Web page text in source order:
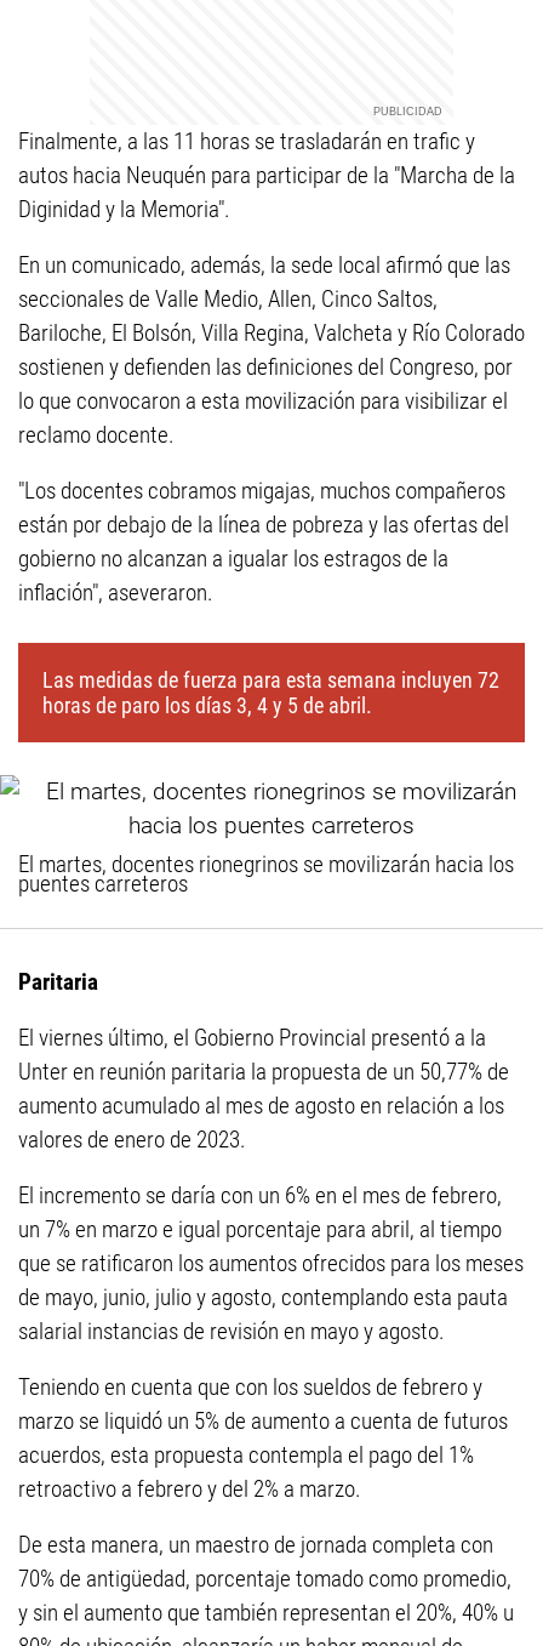
Finalmente, a las 11 horas se trasladarán en trafic y
autos hacia Neuquén para participar de la "Marcha de la
Diginidad y la Memoria".
En un comunicado, además, la sede local afirmó que las
seccionales de Valle Medio, Allen, Cinco Saltos,
Bariloche, El Bolsón, Villa Regina, Valcheta y Río Colorado
sostienen y defienden las definiciones del Congreso, por
lo que convocaron a esta movilización para visibilizar el
reclamo docente.
"Los docentes cobramos migajas, muchos compañeros
están por debajo de la línea de pobreza y las ofertas del
gobierno no alcanzan a igualar los estragos de la
inflación", aseveraron.
Las medidas de fuerza para esta semana incluyen 72
horas de paro los días 3, 4 y 5 de abril.
El martes, docentes rionegrinos se movilizarán hacia los
puentes carreteros
Paritaria
El viernes último, el Gobierno Provincial presentó a la
Unter en reunión paritaria la propuesta de un 50,77% de
aumento acumulado al mes de agosto en relación a los
valores de enero de 2023.
El incremento se daría con un 6% en el mes de febrero,
un 7% en marzo e igual porcentaje para abril, al tiempo
que se ratificaron los aumentos ofrecidos para los meses
de mayo, junio, julio y agosto, contemplando esta pauta
salarial instancias de revisión en mayo y agosto.
Teniendo en cuenta que con los sueldos de febrero y
marzo se liquidó un 5% de aumento a cuenta de futuros
acuerdos, esta propuesta contempla el pago del 1%
retroactivo a febrero y del 2% a marzo.
De esta manera, un maestro de jornada completa con
70% de antigüedad, porcentaje tomado como promedio,
y sin el aumento que también representan el 20%, 40% u